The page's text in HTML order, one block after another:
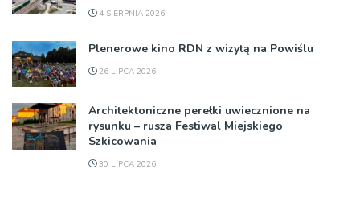
4 SIERPNIA 2026
Plenerowe kino RDN z wizytą na Powiślu
26 LIPCA 2026
Architektoniczne perełki uwiecznione na
rysunku – rusza Festiwal Miejskiego
Szkicowania
30 LIPCA 2026